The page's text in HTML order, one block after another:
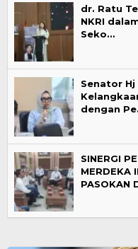
dr. Ratu
NKRI
Seko…
Senator Hj
dengan
SINERGI
MERDEKA
PASOKAN